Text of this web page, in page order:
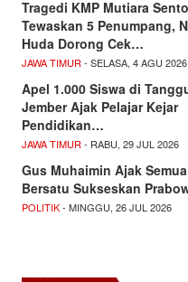
Tragedi KMP Mutiara
Tewaskan 5 Penumpang,
Huda Dorong Cek…
JAWA TIMUR - SELASA, 4 AGU 2026
Apel 1.000 Siswa di
Jember Ajak Pelajar Kejar
Pendidikan…
JAWA TIMUR - RABU, 29 JUL 2026
Gus Muhaimin Ajak
Bersatu Sukseskan
POLITIK- MINGGU, 26 JUL 2026